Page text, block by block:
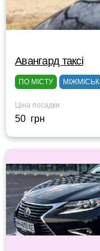
Авангард таксі
ПО МІСТУ МІЖМІСЬКІ
Ціна посадки
50 грн